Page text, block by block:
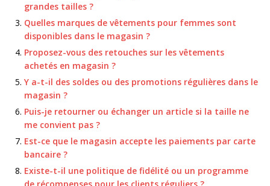
grandes tailles ?
Quelles marques de vêtements pour femmes sont
disponibles dans le magasin ?
Proposez-vous des retouches sur les vêtements
achetés en magasin ?
Y a-t-il des soldes ou des promotions régulières dans le
magasin ?
Puis-je retourner ou échanger un article si la taille ne
me convient pas ?
Est-ce que le magasin accepte les paiements par carte
bancaire ?
Existe-t-il une politique de fidélité ou un programme